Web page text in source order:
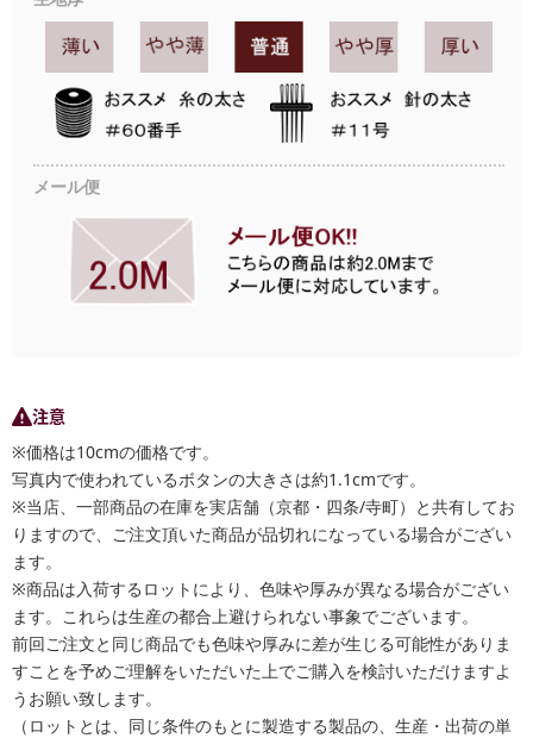
メール便
注意
※価格は10cmの価格です。
写真内で使われているボタンの大きさは約1.1cmです。
※当店、一部商品の在庫を実店舗（京都・四条/寺町）と共有してお
りますので、ご注文頂いた商品が品切れになっている場合がござい
ます。
※商品は入荷するロットにより、色味や厚みが異なる場合がござい
ます。これらは生産の都合上避けられない事象でございます。
前回ご注文と同じ商品でも色味や厚みに差が生じる可能性がありま
すことを予めご理解をいただいた上でご購入を検討いただけますよ
うお願い致します。
（ロットとは、同じ条件のもとに製造する製品の、生産・出荷の単